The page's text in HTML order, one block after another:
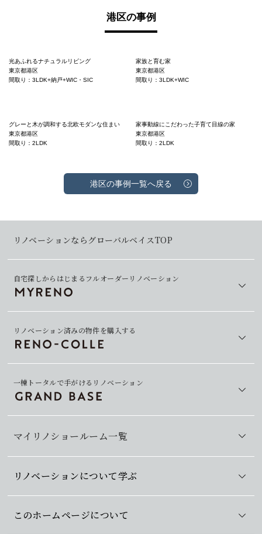
港区の事例
光あふれるナチュラルリビング
東京都港区
間取り：3LDK+納戸+WIC・SIC
家族と育む家
東京都港区
間取り：3LDK+WIC
グレーと木が調和する北欧モダンな住まい
東京都港区
間取り：2LDK
家事動線にこだわった子育て目線の家
東京都港区
間取り：2LDK
港区の事例一覧へ戻る
リノベーションならグローバルベイスTOP
自宅探しからはじまるフルオーダーリノベーション
マイリノショールーム一覧
リノベーション済みの物件を購入する
一棟トータルで手がけるリノベーション
リノベーションについて学ぶ
このホームページについて